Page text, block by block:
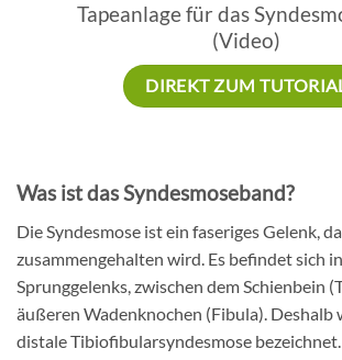
Tapeanlage für das
(Video)
DIREKT ZUM
Was ist das Syndesmoseband?
Die Syndesmose ist ein faseriges Gelenk,
zusammengehalten wird. Es befindet sich
Sprunggelenks, zwischen dem Schienbein
äußeren Wadenknochen (Fibula). Deshalb
distale Tibiofibularsyndesmose bezeichnet.